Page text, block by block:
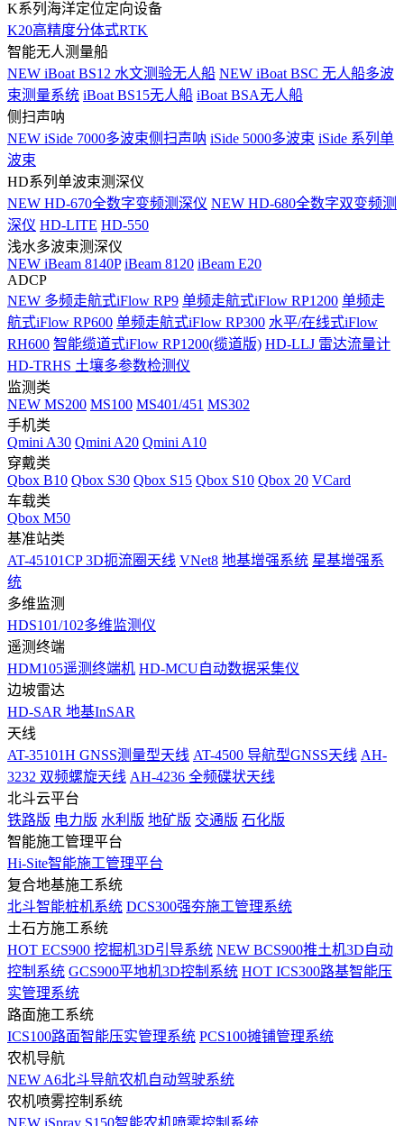
K系列海洋定位定向设备
K20高精度分体式RTK
智能无人测量船
NEW iBoat BS12 水文测验无人船 NEW iBoat BSC 无人船多波
束测量系统 iBoat BS15无人船 iBoat BSA无人船
侧扫声呐
NEW iSide 7000多波束侧扫声呐 iSide 5000多波束 iSide 系列单
波束
HD系列单波束测深仪
NEW HD-670全数字变频测深仪 NEW HD-680全数字双变频测
深仪 HD-LITE HD-550
浅水多波束测深仪
NEW iBeam 8140P iBeam 8120 iBeam E20
ADCP
NEW 多频走航式iFlow RP9 单频走航式iFlow RP1200 单频走
航式iFlow RP600 单频走航式iFlow RP300 水平/在线式iFlow
RH600 智能缆道式iFlow RP1200(缆道版) HD-LLJ 雷达流量计
HD-TRHS 土壤多参数检测仪
监测类
NEW MS200 MS100 MS401/451 MS302
手机类
Qmini A30 Qmini A20 Qmini A10
穿戴类
Qbox B10 Qbox S30 Qbox S15 Qbox S10 Qbox 20 VCard
车载类
Qbox M50
基准站类
AT-45101CP 3D扼流圈天线 VNet8 地基增强系统 星基增强系
统
多维监测
HDS101/102多维监测仪
遥测终端
HDM105遥测终端机 HD-MCU自动数据采集仪
边坡雷达
HD-SAR 地基InSAR
天线
AT-35101H GNSS测量型天线 AT-4500 导航型GNSS天线 AH-
3232 双频螺旋天线 AH-4236 全频碟状天线
北斗云平台
铁路版 电力版 水利版 地矿版 交通版 石化版
智能施工管理平台
Hi-Site智能施工管理平台
复合地基施工系统
北斗智能桩机系统 DCS300强夯施工管理系统
土石方施工系统
HOT ECS900 挖掘机3D引导系统 NEW BCS900推土机3D自动
控制系统 GCS900平地机3D控制系统 HOT ICS300路基智能压
实管理系统
路面施工系统
ICS100路面智能压实管理系统 PCS100摊铺管理系统
农机导航
NEW A6北斗导航农机自动驾驶系统
农机喷雾控制系统
NEW iSpray S150智能农机喷雾控制系统